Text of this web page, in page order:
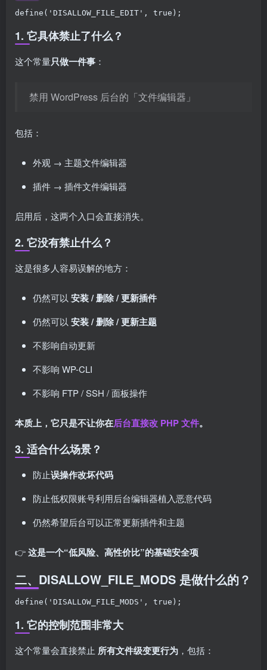
define('DISALLOW_FILE_EDIT', true);
1. 它具体禁止了什么？
这个常量只做一件事 ：
禁用 WordPress 后台的「文件编辑器」
包括：
外观 → 主题文件编辑器
插件 → 插件文件编辑器
启用后，这两个入口会直接消失。
2. 它没有禁止什么？
这是很多人容易误解的地方：
仍然可以 安装 / 删除 / 更新插件
仍然可以 安装 / 删除 / 更新主题
不影响自动更新
不影响 WP-CLI
不影响 FTP / SSH / 面板操作
本质上，它只是不让你在后台直接改 PHP 文件。
3. 适合什么场景？
防止误操作改坏代码
防止低权限账号利用后台编辑器植入恶意代码
仍然希望后台可以正常更新插件和主题
👉这是一个“低风险、高性价比”的基础安全项
二、DISALLOW_FILE_MODS 是做什么的？
define('DISALLOW_FILE_MODS', true);
1. 它的控制范围非常大
这个常量会直接禁止 所有文件级变更行为 ，包括：